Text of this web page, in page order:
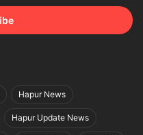
Hapur News
Hapur Update News